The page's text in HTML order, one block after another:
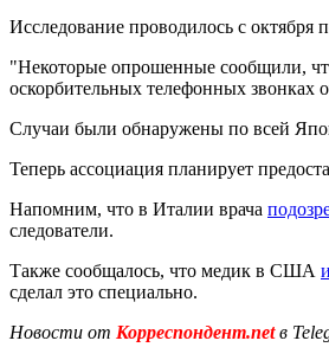
Исследование проводилось с
"Некоторые опрошенные сообщили,
оскорбительных телефонных звонках
Случаи были обнаружены по всей
Теперь ассоциация планирует
Напомним, что в Италии врача
следователи.
Также сообщалось, что медик в США
сделал это специально.
Новости от Корреспондент.netв